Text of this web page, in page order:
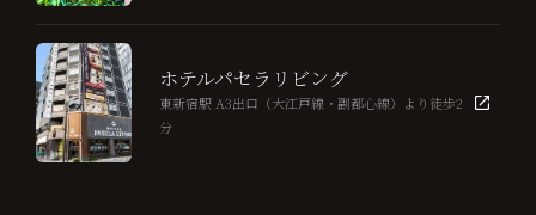
ホテルパセラリビング
東新宿駅 A3出口（大江戸線・副都心線）より徒歩2
分